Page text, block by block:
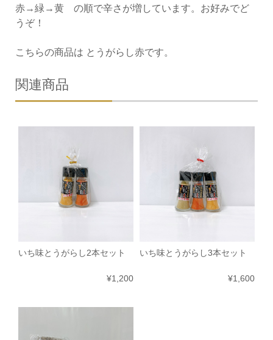
赤→緑→黄 の順で辛さが増しています。お好みでど
うぞ！
こちらの商品は とうがらし赤です。
関連商品
いち味とうがらし2本セット
¥1,200
いち味とうがらし3本セット
¥1,600